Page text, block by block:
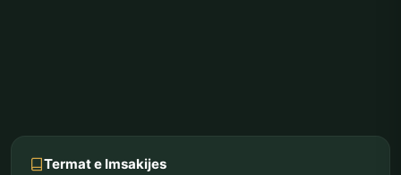
Termat e Imsakijes